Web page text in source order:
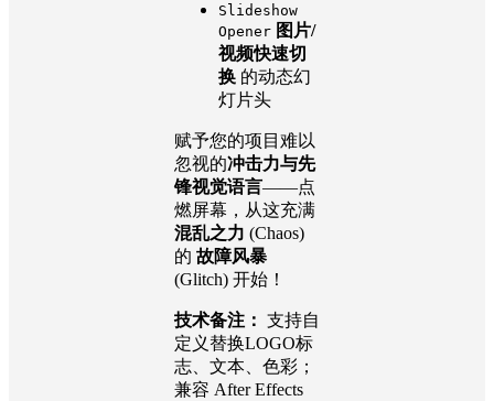
Slideshow
Opener 图片/
视频快速切
换 的动态幻
灯片头
赋予您的项目难以
忽视的冲击力与先
锋视觉语言——点
燃屏幕，从这充满
混乱之力 (Chaos)
的 故障风暴
(Glitch) 开始！
技术备注： 支持自
定义替换LOGO标
志、文本、色彩；
兼容 After Effects